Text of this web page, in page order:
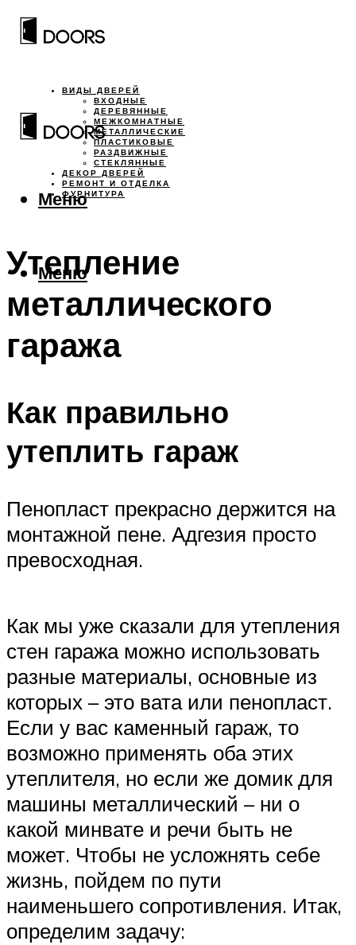
ВИДЫ ДВЕРЕЙ
ВХОДНЫЕ
ДЕРЕВЯННЫЕ
МЕЖКОМНАТНЫЕ
МЕТАЛЛИЧЕСКИЕ
ПЛАСТИКОВЫЕ
РАЗДВИЖНЫЕ
СТЕКЛЯННЫЕ
ДЕКОР ДВЕРЕЙ
РЕМОНТ И ОТДЕЛКА
ФУРНИТУРА
Меню
Меню
Утепление
металлического
гаража
Как правильно
утеплить гараж
Пенопласт прекрасно держится на
монтажной пене. Адгезия просто
превосходная.
Как мы уже сказали для утепления
стен гаража можно использовать
разные материалы, основные из
которых – это вата или пенопласт.
Если у вас каменный гараж, то
возможно применять оба этих
утеплителя, но если же домик для
машины металлический – ни о
какой минвате и речи быть не
может. Чтобы не усложнять себе
жизнь, пойдем по пути
наименьшего сопротивления. Итак,
определим задачу: